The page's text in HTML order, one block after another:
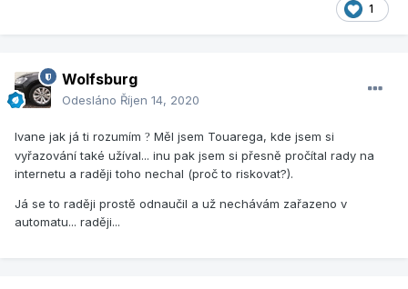
1
Wolfsburg
Odesláno Říjen 14, 2020
Ivane jak já ti rozumím ? Měl jsem Touarega, kde jsem si
vyřazování také užíval... inu pak jsem si přesně pročítal rady na
internetu a raději toho nechal (proč to riskovat?).
Já se to raději prostě odnaučil a už nechávám zařazeno v
automatu... raději...